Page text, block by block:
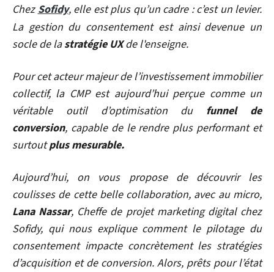
ChezSofidy, elle est plus qu’un cadre : c’est un levier.
La gestion du consentement est ainsi devenue un
socle de lastratégie UXde l'enseigne.
Pour cet acteur majeur de l’investissement immobilier
collectif, la CMP est aujourd’hui perçue comme un
véritable outil d’optimisation du funnel de
conversion, capable de le rendre plus performant et
surtoutplus mesurable.
Aujourd’hui, on vous propose de découvrir les
coulisses de cette belle collaboration, avec au micro,
Lana Nassar, Cheffe de projet marketing digital chez
Sofidy, qui nous explique comment le pilotage du
consentement impacte concrètement les stratégies
d’acquisition et de conversion. Alors, prêts pour l’état